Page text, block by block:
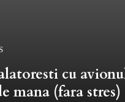
cu
mana (fara stres)